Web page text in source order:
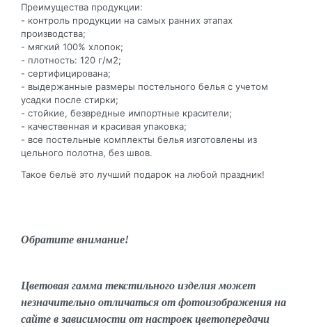
Преимущества продукции:
- контроль продукции на самых ранних этапах
производства;
- мягкий 100% хлопок;
- плотность: 120 г/м2;
- сертифицирована;
- выдержанные размеры постельного белья с учетом
усадки после стирки;
- стойкие, безвредные импортные красители;
- качественная и красивая упаковка;
- все постельные комплекты белья изготовлены из
цельного полотна, без швов.
Такое бельё это лучший подарок на любой праздник!
Обратите внимание!
Цветовая гамма текстильного изделия может
незначительно отличаться от фотоизображения на
сайте в зависимости от настроек цветопередачи